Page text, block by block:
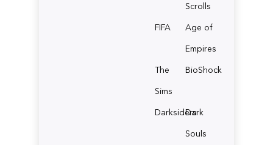
Scrolls
FIFA
Age of
Empires
The
Sims
BioShock
Darksiders
Dark
Souls